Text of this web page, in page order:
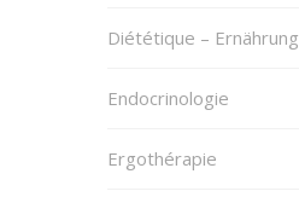
Diététique – Ernährung
Endocrinologie
Ergothérapie